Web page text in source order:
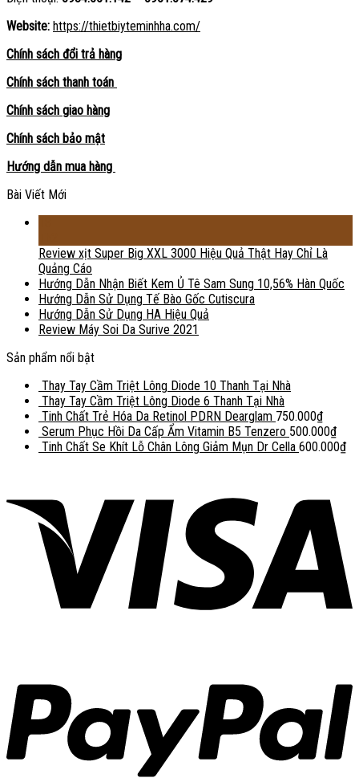
Website: https://thietbiyteminhha.com/
Chính sách đổi trả hàng
Chính sách thanh toán
Chính sách giao hàng
Chính sách bảo mật
Hướng dẫn mua hàng
Bài Viết Mới
Review xịt Super Big XXL 3000 Hiệu Quả Thật Hay Chỉ Là
Quảng Cáo
Hướng Dẫn Nhận Biết Kem Ủ Tê Sam Sung 10,56% Hàn Quốc
Hướng Dẫn Sử Dụng Tế Bào Gốc Cutiscura
Hướng Dẫn Sử Dụng HA Hiệu Quả
Review Máy Soi Da Surive 2021
Sản phẩm nổi bật
Thay Tay Cầm Triệt Lông Diode 10 Thanh Tại Nhà
Thay Tay Cầm Triệt Lông Diode 6 Thanh Tại Nhà
Tinh Chất Trẻ Hóa Da Retinol PDRN Dearglam 750.000₫
Serum Phục Hồi Da Cấp Ẩm Vitamin B5 Tenzero 500.000₫
Tinh Chất Se Khít Lỗ Chân Lông Giảm Mụn Dr Cella 600.000₫